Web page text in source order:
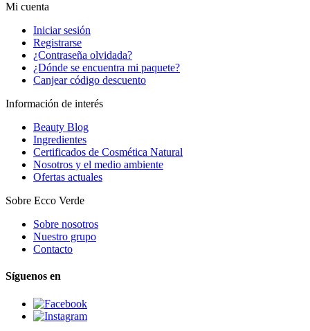
Mi cuenta
Iniciar sesión
Registrarse
¿Contraseña olvidada?
¿Dónde se encuentra mi paquete?
Canjear código descuento
Información de interés
Beauty Blog
Ingredientes
Certificados de Cosmética Natural
Nosotros y el medio ambiente
Ofertas actuales
Sobre Ecco Verde
Sobre nosotros
Nuestro grupo
Contacto
Síguenos en